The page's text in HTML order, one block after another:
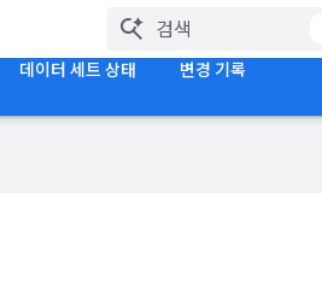
데이터 세트 상태 변경 기록